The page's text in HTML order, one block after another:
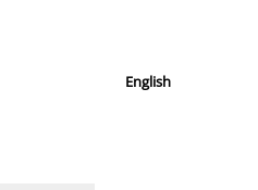
English